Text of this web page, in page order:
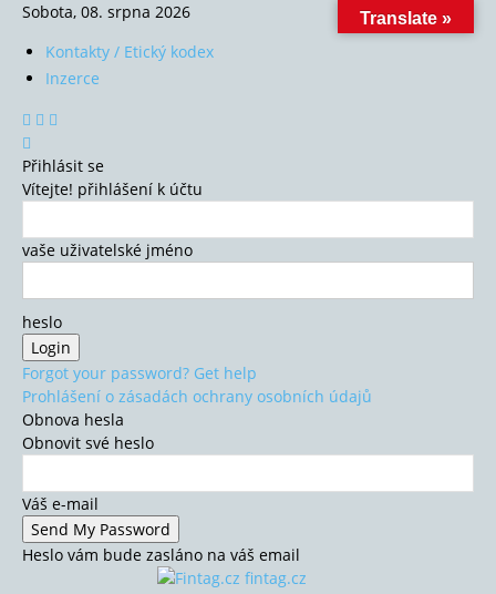
Sobota, 08. srpna 2026
Kontakty / Etický kodex
Inzerce
Přihlásit se
Vítejte! přihlášení k účtu
vaše uživatelské jméno
heslo
Forgot your password? Get help
Prohlášení o zásadách ochrany osobních údajů
Obnova hesla
Obnovit své heslo
Váš e-mail
Heslo vám bude zasláno na váš email
fintag.cz
Translate »